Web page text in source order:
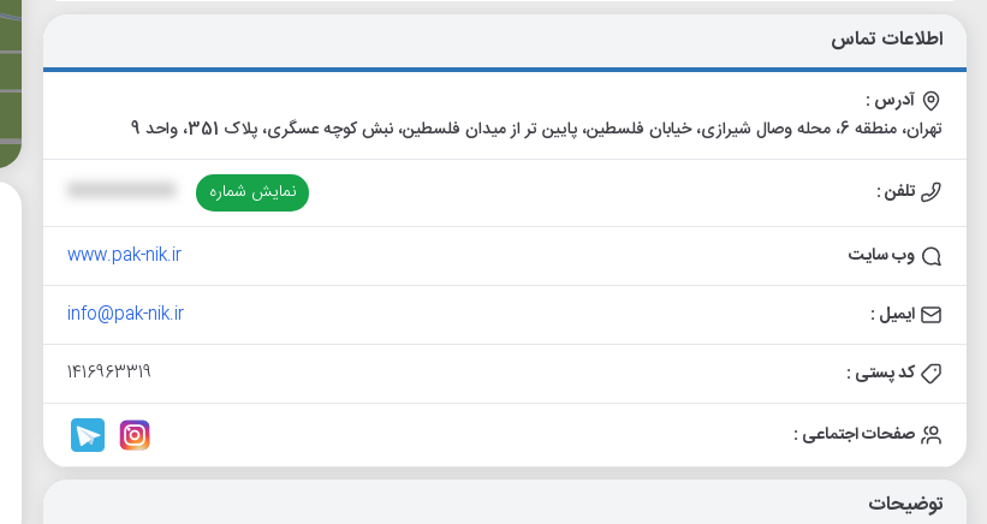
اطلاعات تماس
آدرس :
تهران، منطقه 6، محله وصال شیرازی، خیابان فلسطین، پایین تر از میدان فلسطین، نبش کوچه عسگری، پلاک 351، واحد 9
تلفن : نمایش شماره XXXXXXXXXX
وب سایت www.pak-nik.ir
ایمیل : info@pak-nik.ir
کد پستی : 1416963319
صفحات اجتماعی :
توضیحات